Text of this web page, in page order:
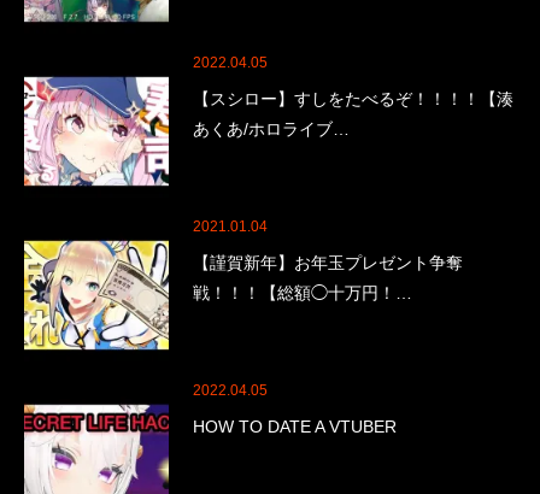
2022.04.05
【スシロー】すしをたべるぞ！！！！【湊
あくあ/ホロライブ…
2021.01.04
【謹賀新年】お年玉プレゼント争奪
戦！！！【総額◯十万円！…
2022.04.05
HOW TO DATE A VTUBER